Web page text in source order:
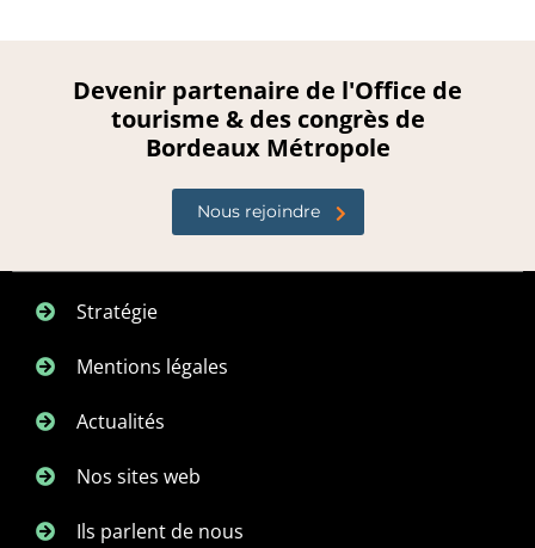
Devenir partenaire de l'Office de
tourisme & des congrès de
Bordeaux Métropole
Nous rejoindre
Stratégie
Mentions légales
Actualités
Nos sites web
Ils parlent de nous